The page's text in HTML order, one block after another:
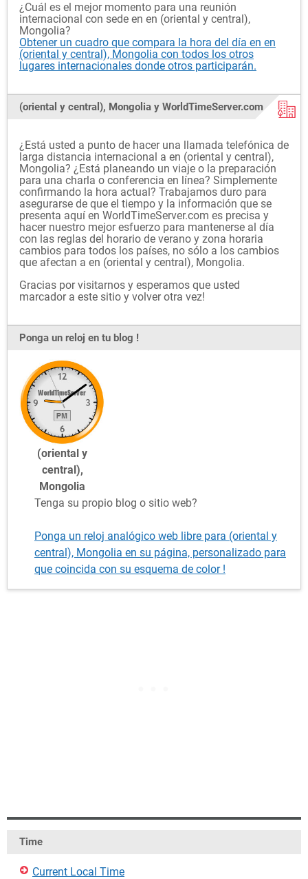
¿Cuál es el mejor momento para una reunión
internacional con sede en en (oriental y central),
Mongolia?
Obtener un cuadro que compara la hora del día en en
(oriental y central), Mongolia con todos los otros
lugares internacionales donde otros participarán.
(oriental y central), Mongolia y WorldTimeServer.com
¿Está usted a punto de hacer una llamada telefónica de
larga distancia internacional a en (oriental y central),
Mongolia? ¿Está planeando un viaje o la preparación
para una charla o conferencia en línea? Simplemente
confirmando la hora actual? Trabajamos duro para
asegurarse de que el tiempo y la información que se
presenta aquí en WorldTimeServer.com es precisa y
hacer nuestro mejor esfuerzo para mantenerse al día
con las reglas del horario de verano y zona horaria
cambios para todos los países, no sólo a los cambios
que afectan a en (oriental y central), Mongolia.
Gracias por visitarnos y esperamos que usted
marcador a este sitio y volver otra vez!
Ponga un reloj en tu blog !
(oriental y
central),
Mongolia
Tenga su propio blog o sitio web?
Ponga un reloj analógico web libre para (oriental y
central), Mongolia en su página, personalizado para
que coincida con su esquema de color !
Time
Current Local Time